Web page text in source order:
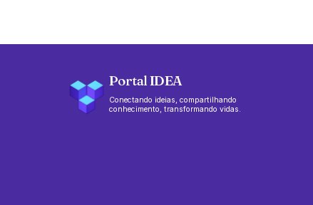
Portal IDEA
Conectando ideias, compartilhando
conhecimento, transformando vidas.